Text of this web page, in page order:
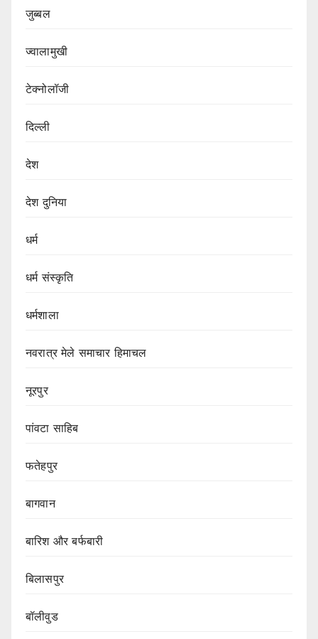
जुब्बल
ज्वालामुखी
टेक्नोलॉजी
दिल्ली
देश
देश दुनिया
धर्म
धर्म संस्कृति
धर्मशाला
नवरात्र मेले समाचार हिमाचल
नूरपुर
पांवटा साहिब
फतेहपुर
बागवान
बारिश और बर्फबारी
बिलासपुर
बॉलीवुड